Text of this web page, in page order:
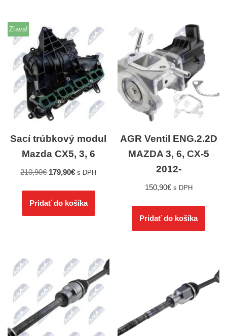
Zľava!
Sací trúbkový modul
Mazda CX5, 3, 6
210,90€ 179,90€ s DPH
Pridať do košíka
AGR Ventil ENG.2.2D
MAZDA 3, 6, CX-5
2012-
150,90€ s DPH
Pridať do košíka